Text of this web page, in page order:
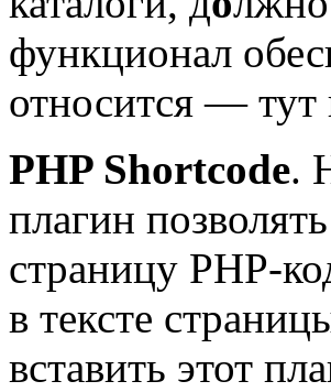
функционал
относится —
PHP Shortcode.
плагин
страницу PHP-
в тексте
вставить этот